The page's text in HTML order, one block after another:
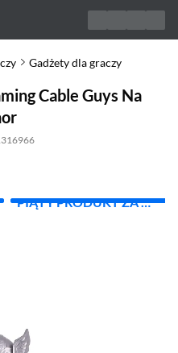
Gadżety dla graczy
Cable Guys Na
PIĄTY PRODUKT ZA 1